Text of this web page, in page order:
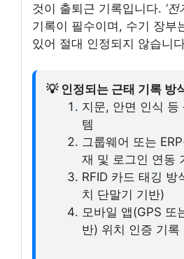
것이 출퇴근 기록입니다. ‘
기록이 필수이며, 수기 장부
있어 절대 인정되지 않습니
💡 인정되는 근태 기록 방
지문, 안면 인식 등
템
그룹웨어 또는
재 및 로그인 연동
RFID 카드 태깅 방
치 단말기 기반)
모바일 앱(GPS 또
반) 위치 인증 기록